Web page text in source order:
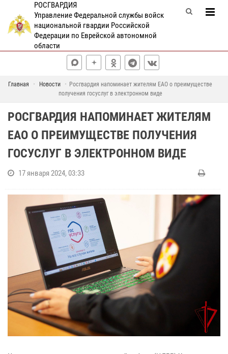
РОСГВАРДИЯ
Управление Федеральной службы войск
национальной гвардии Российской
Федерации по Еврейской автономной
области
Главная Новости
Росгвардия напоминает жителям ЕАО о преимуществе
получения госуслуг в электронном виде
РОСГВАРДИЯ НАПОМИНАЕТ ЖИТЕЛЯМ
ЕАО О ПРЕИМУЩЕСТВЕ ПОЛУЧЕНИЯ
ГОСУСЛУГ В ЭЛЕКТРОННОМ ВИДЕ
17 января 2024, 03:33